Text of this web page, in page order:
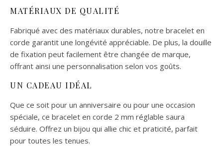
MATÉRIAUX DE QUALITÉ
Fabriqué avec des matériaux durables, notre bracelet en
corde garantit une longévité appréciable. De plus, la douille
de fixation peut facilement être changée de marque,
offrant ainsi une personnalisation selon vos goûts.
UN CADEAU IDÉAL
Que ce soit pour un anniversaire ou pour une occasion
spéciale, ce bracelet en corde 2 mm réglable saura
séduire. Offrez un bijou qui allie chic et praticité, parfait
pour toutes les tenues.